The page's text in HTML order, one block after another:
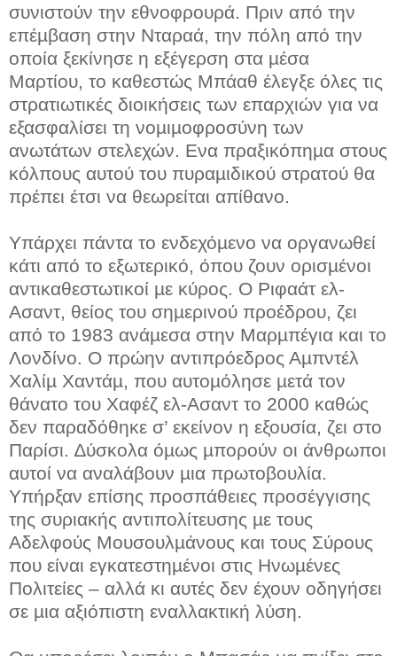
συνιστούν την εθνοφρουρά. Πριν από την
επέµβαση στην Νταραά, την πόλη από την
οποία ξεκίνησε η εξέγερση στα µέσα
Μαρτίου, το καθεστώς Μπάαθ έλεγξε όλες τις
στρατιωτικές διοικήσεις των επαρχιών για να
εξασφαλίσει τη νοµιµοφροσύνη των
ανωτάτων στελεχών. Ενα πραξικόπηµα στους
κόλπους αυτού του πυραµιδικού στρατού θα
πρέπει έτσι να θεωρείται απίθανο.
Υπάρχει πάντα το ενδεχόµενο να οργανωθεί
κάτι από το εξωτερικό, όπου ζουν ορισµένοι
αντικαθεστωτικοί µε κύρος. Ο Ριφαάτ ελ-
Ασαντ, θείος του σηµερινού προέδρου, ζει
από το 1983 ανάµεσα στην Μαρµπέγια και το
Λονδίνο. Ο πρώην αντιπρόεδρος Αµπντέλ
Χαλίµ Χαντάµ, που αυτοµόλησε µετά τον
θάνατο του Χαφέζ ελ-Ασαντ το 2000 καθώς
δεν παραδόθηκε σ’ εκείνον η εξουσία, ζει στο
Παρίσι. ∆ύσκολα όµως µπορούν οι άνθρωποι
αυτοί να αναλάβουν µια πρωτοβουλία.
Υπήρξαν επίσης προσπάθειες προσέγγισης
της συριακής αντιπολίτευσης µε τους
Αδελφούς Μουσουλµάνους και τους Σύρους
που είναι εγκατεστηµένοι στις Ηνωµένες
Πολιτείες – αλλά κι αυτές δεν έχουν οδηγήσει
σε µια αξιόπιστη εναλλακτική λύση.